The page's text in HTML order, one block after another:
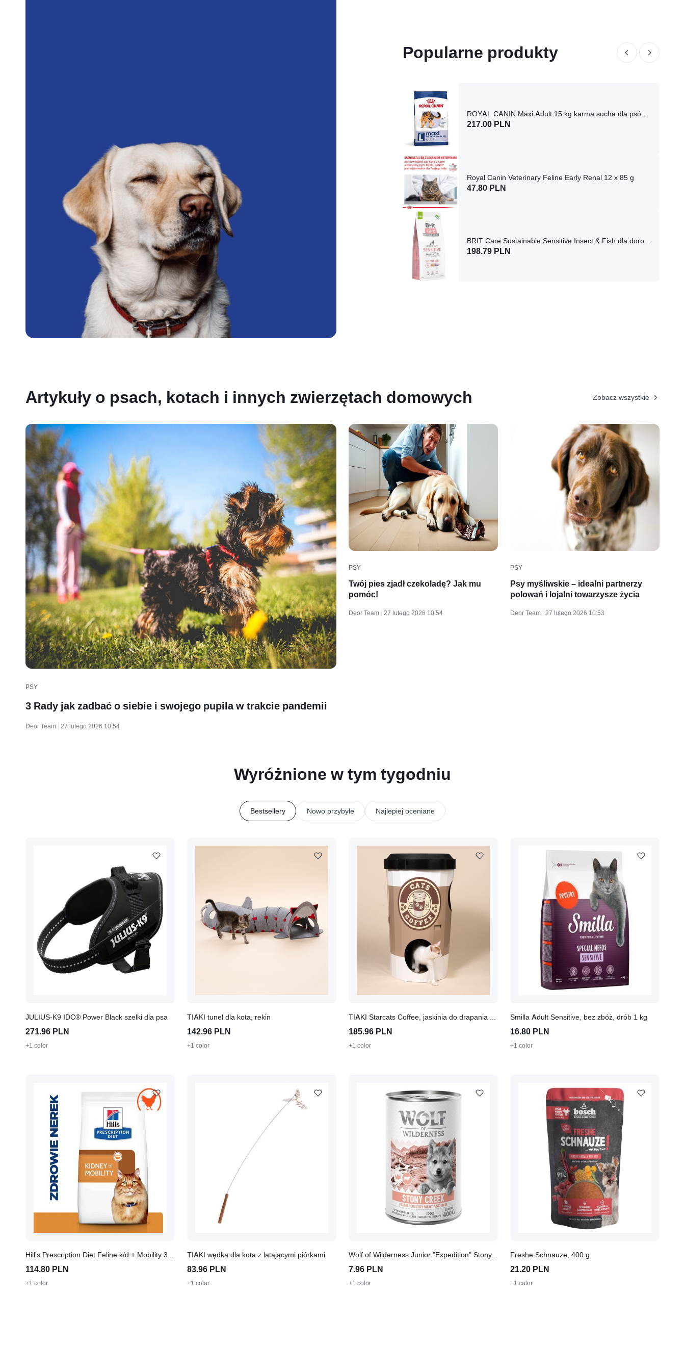
Popularne produkty
ROYAL CANIN Maxi Adult 15 kg karma sucha dla psów dorosłych, do 5 roku życia, ras dużych
217.00 PLN
Royal Canin Veterinary Feline Early Renal 12 x 85 g
47.80 PLN
BRIT Care Sustainable Sensitive Insect & Fish dla dorosłych psów z insektami i rybami 12kg
198.79 PLN
Artykuły o psach, kotach i innych zwierzętach domowych Zobacz wszystkie
PSY
3 Rady jak zadbać o siebie i swojego pupila w trakcie pandemii
Deor Team 27 lutego 2026 10:54
PSY
Twój pies zjadł czekoladę? Jak mu
pomóc!
Deor Team 27 lutego 2026 10:54
PSY
Psy myśliwskie – idealni partnerzy
polowań i lojalni towarzysze życia
Deor Team 27 lutego 2026 10:53
Wyróżnione w tym tygodniu
Bestsellery Nowo przybyłe Najlepiej oceniane
JULIUS-K9 IDC® Power Black szelki dla psa
271.96 PLN
+1 color
TIAKI tunel dla kota, rekin
142.96 PLN
+1 color
185.96 PLN
+1 color
Smilla Adult Sensitive, bez zbóż, drób 1 kg
16.80 PLN
+1 color
114.80 PLN
+1 color
TIAKI wędka dla kota z latającymi piórkami
83.96 PLN
+1 color
Wolf of Wilderness Junior "Expedition" Stony Creek - drób z wołowiną, 1 x 400 g
7.96 PLN
+1 color
Freshe Schnauze, 400 g
21.20 PLN
+1 color